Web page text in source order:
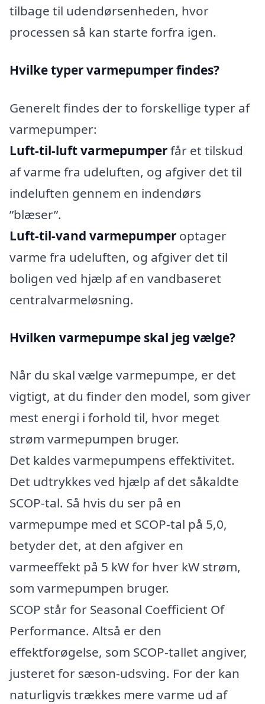
tilbage til udendørsenheden, hvor
processen så kan starte forfra igen.
Hvilke typer varmepumper findes?
Generelt findes der to forskellige typer af
varmepumper:
Luft-til-luft varmepumperfår et tilskud
af varme fra udeluften, og afgiver det til
indeluften gennem en indendørs
”blæser”.
Luft-til-vand varmepumper optager
varme fra udeluften, og afgiver det til
boligen ved hjælp af en vandbaseret
centralvarmeløsning.
Hvilken varmepumpe skal jeg vælge?
Når du skal vælge varmepumpe, er det
vigtigt, at du finder den model, som giver
mest energi i forhold til, hvor meget
strøm varmepumpen bruger.
Det kaldes varmepumpens effektivitet.
Det udtrykkes ved hjælp af det såkaldte
SCOP-tal. Så hvis du ser på en
varmepumpe med et SCOP-tal på 5,0,
betyder det, at den afgiver en
varmeeffekt på 5 kW for hver kW strøm,
som varmepumpen bruger.
SCOP står for Seasonal Coefficient Of
Performance. Altså er den
effektforøgelse, som SCOP-tallet angiver,
justeret for sæson-udsving. For der kan
naturligvis trækkes mere varme ud af